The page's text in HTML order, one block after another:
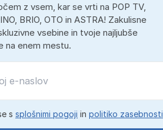
z vsem, kar se vrti na POP TV,
BRIO, OTO in ASTRA! Zakulisne
vsebine in tvoje najljubše
na enem mestu.
s splošnimi pogoji in politiko zasebnosti